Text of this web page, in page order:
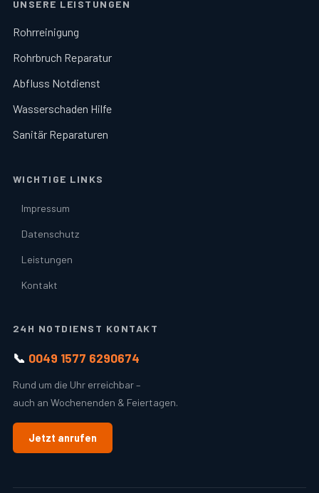
UNSERE LEISTUNGEN
Rohrreinigung
Rohrbruch Reparatur
Abfluss Notdienst
Wasserschaden Hilfe
Sanitär Reparaturen
WICHTIGE LINKS
Impressum
Datenschutz
Leistungen
Kontakt
24H NOTDIENST KONTAKT
📞 0049 1577 6290674
Rund um die Uhr erreichbar –
auch an Wochenenden & Feiertagen.
Jetzt anrufen